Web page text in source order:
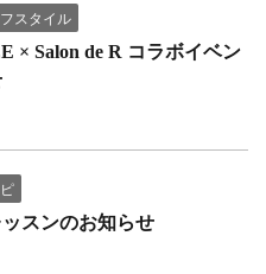
スタイル
× Salon de R コラボイベン
スンのお知らせ